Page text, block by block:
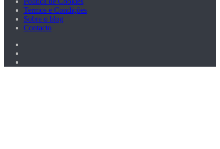
Termos e Condições
Sobre o blog
Contacto